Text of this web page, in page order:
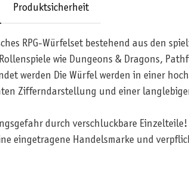
Produktsicherheit
RPG-Würfelset bestehend aus den
wie Dungeons & Dragons,
werden Die Würfel werden in einer
Zifferndarstellung und einer
durch verschluckbare
eingetragene Handelsmarke und